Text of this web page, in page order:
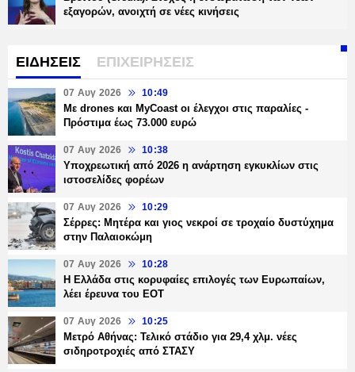
εξαγορών, ανοιχτή σε νέες κινήσεις
ΕΙΔΗΣΕΙΣ ΕΠΙΧΕΙΡΗΣΕΙΣ
07 Αυγ 2026 10:49
Με drones και MyCoast οι έλεγχοι στις παραλίες -
Πρόστιμα έως 73.000 ευρώ
07 Αυγ 2026 10:38
Υποχρεωτική από 2026 η ανάρτηση εγκυκλίων στις
ιστοσελίδες φορέων
07 Αυγ 2026 10:29
Σέρρες: Μητέρα και γιος νεκροί σε τροχαίο δυστύχημα
στην Παλαιοκώμη
07 Αυγ 2026 10:28
Η Ελλάδα στις κορυφαίες επιλογές των Ευρωπαίων,
λέει έρευνα του ΕΟΤ
07 Αυγ 2026 10:25
Μετρό Αθήνας: Τελικό στάδιο για 29,4 χλμ. νέες
σιδηροτροχιές από ΣΤΑΣΥ